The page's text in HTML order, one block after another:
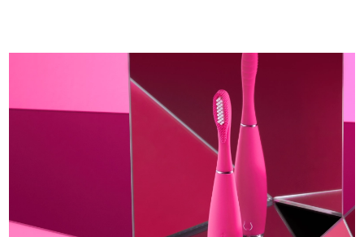
LUNA™ 4 mini
For young skin, T-zone
For travel or gym bag
面部提拉护理
Premium anti-aging skincare
All premium facelift devices
device
UFO™ 3 mini
Red light therapy device for young skin
UFO™ 3 go
Portable red light therapy
Smart hybrid silicone sonic toothbrush
issa™ 4 smile
Hybrid silicone sonic toothbrush
issa™ 4 baby
For ages 0-3
FAQ™ 101
Clinical anti-aging
Advanced clinical anti-aging
LED治疗
FAQ™ 201
LED mask
LED mask
FAQ™ 301
LED hair strengthening scalp massager
肌肤年轻化
NEW
FAQ™ 501
Full-Spectrum Red Light Therapy
智利 预计送达日期13/8/26
预计送达日期
预计送达日期
预计送达日期
预计送达日期10/8/26